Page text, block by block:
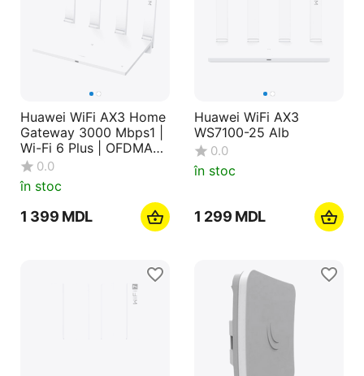
Huawei WiFi AX3 Home
Gateway 3000 Mbps1 |
Wi-Fi 6 Plus | OFDMA
Multi-User
0.0
în stoc
1 399 MDL
Huawei WiFi AX3
WS7100-25 Alb
0.0
în stoc
1 299 MDL